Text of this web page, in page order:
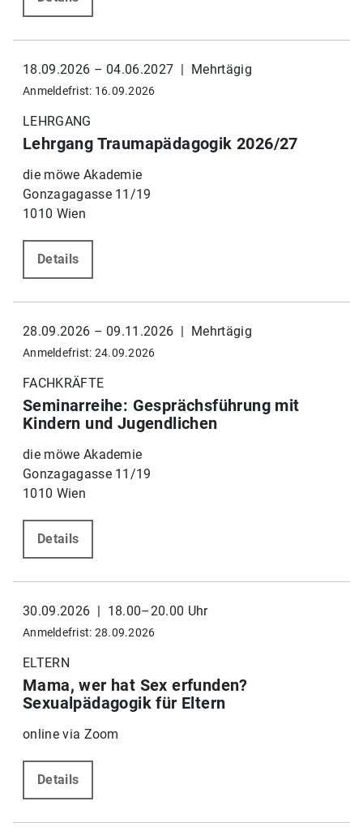
18.09.2026 – 04.06.2027 | Mehrtägig
Anmeldefrist: 16.09.2026
LEHRGANG
Lehrgang Traumapädagogik 2026/27
die möwe Akademie
Gonzagagasse 11/19
1010 Wien
Details
28.09.2026 – 09.11.2026 | Mehrtägig
Anmeldefrist: 24.09.2026
FACHKRÄFTE
Seminarreihe: Gesprächsführung mit
Kindern und Jugendlichen
die möwe Akademie
Gonzagagasse 11/19
1010 Wien
Details
30.09.2026 | 18.00–20.00 Uhr
Anmeldefrist: 28.09.2026
ELTERN
Mama, wer hat Sex erfunden?
Sexualpädagogik für Eltern
online via Zoom
Details